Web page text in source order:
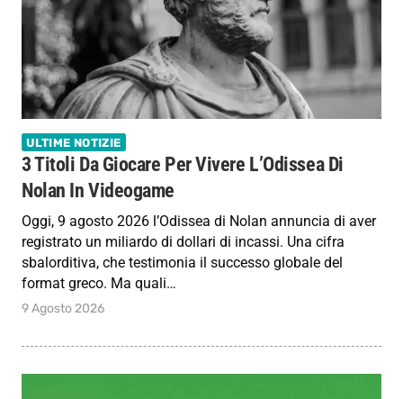
ULTIME NOTIZIE
3 Titoli Da Giocare Per Vivere L’Odissea Di
Nolan In Videogame
Oggi, 9 agosto 2026 l’Odissea di Nolan annuncia di aver
registrato un miliardo di dollari di incassi. Una cifra
sbalorditiva, che testimonia il successo globale del
format greco. Ma quali…
9 Agosto 2026